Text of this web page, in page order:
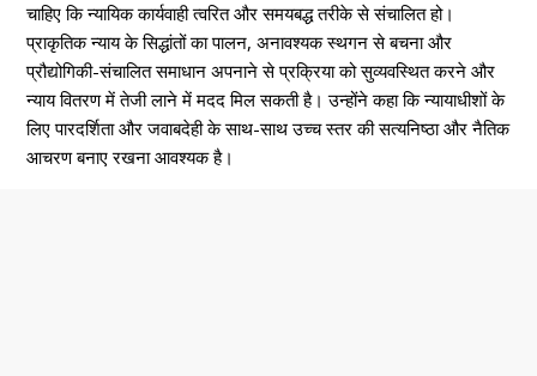
चाहिए कि न्यायिक कार्यवाही त्वरित और समयबद्ध तरीके से संचालित हो।
प्राकृतिक न्याय के सिद्धांतों का पालन, अनावश्यक स्थगन से बचना और
प्रौद्योगिकी-संचालित समाधान अपनाने से प्रक्रिया को सुव्यवस्थित करने और
न्याय वितरण में तेजी लाने में मदद मिल सकती है। उन्होंने कहा कि न्यायाधीशों के
लिए पारदर्शिता और जवाबदेही के साथ-साथ उच्च स्तर की सत्यनिष्ठा और नैतिक
आचरण बनाए रखना आवश्यक है।